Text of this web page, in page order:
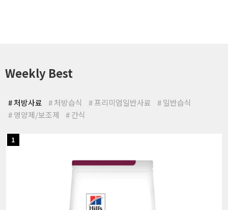
Weekly Best
# 처방사료 # 처방습식 # 프리미엄일반사료
# 일반습식
# 영양제/보조제
# 간식